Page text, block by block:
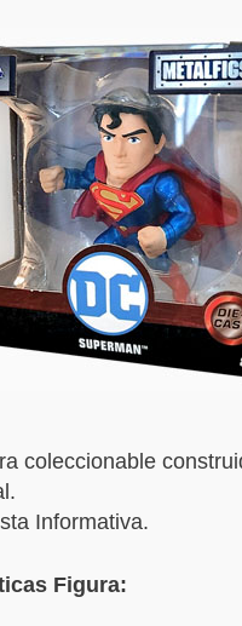
coleccionable
Informativa.
Figura: